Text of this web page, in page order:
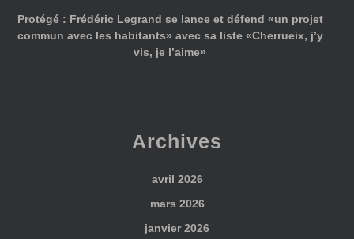
Protégé : Frédéric Legrand se lance et défend «un projet
commun avec les habitants» avec sa liste «Cherrueix, j’y
vis, je l’aime»
Archives
avril 2026
mars 2026
janvier 2026